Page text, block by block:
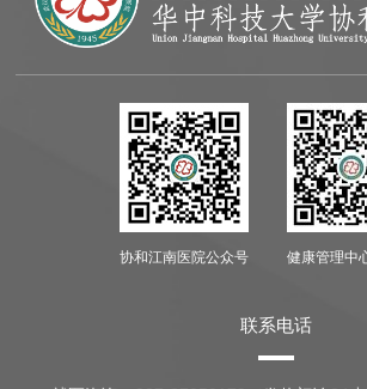
协和江南医院公众号 健康管理中
联系电话